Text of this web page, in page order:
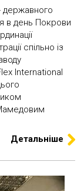
державного
в день Покрови
спільно із
International
Детальніше